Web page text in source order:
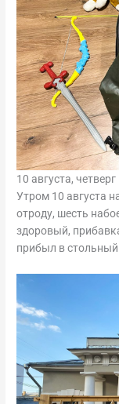
10 августа, четверг
Утром 10 августа
отроду, шесть
здоровый,
прибыл в